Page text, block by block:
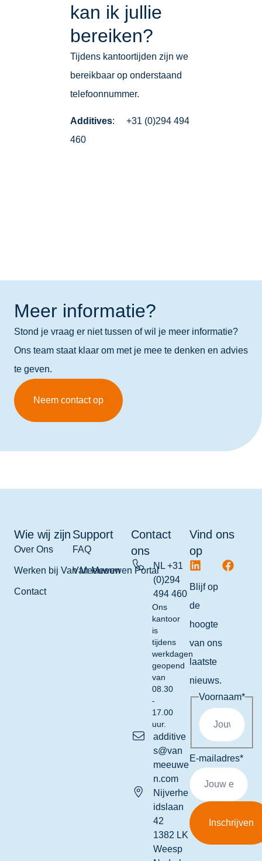
kan ik jullie
bereiken?
Tijdens kantoortijden zijn we
bereikbaar op onderstaand
telefoonnummer.
Additives: +31 (0)294 494
460
Meer informatie?
Stond je vraag er niet tussen of wil je meer informatie?
Ons team staat klaar om met je mee te denken en advies
te geven.
Neem contact op
Wie wij zijn
Over Ons
Werken bij Van Meeuwen
Contact
Support
FAQ
Van Meeuwen Portal
Contact
ons
NL +31
(0)294
494 460
Ons
kantoor
is
tijdens
werkdagen
geopend
van
08.30
-
17.00
uur.
additive
s@van
meeuwe
n.com
Nijverhe
idslaan
42
1382 LK
Weesp
Vind ons
op
Blijf op
de
hoogte
van ons
laatste
nieuws.
Voornaam*
E-mailadres*